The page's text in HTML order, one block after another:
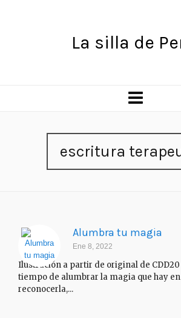
La silla de
escritura
Alumbra tu magia
Ene 8, 2022
Ilustración a partir de original de CDD20
tiempo de alumbrar la magia que hay en
reconocerla,...